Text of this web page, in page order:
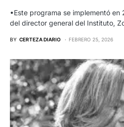
•Este programa se implementó
del director general del Instituto,
BY CERTEZA DIARIO FEBRERO 25, 2026